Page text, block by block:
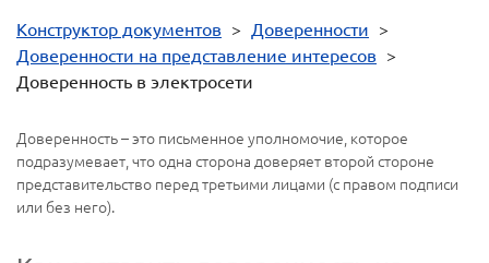
Конструктор документов > Доверенности >
Доверенности на представление интересов >
Доверенность в электросети
Доверенность – это письменное уполномочие, которое
подразумевает, что одна сторона доверяет второй стороне
представительство перед третьими лицами (с правом подписи
или без него).